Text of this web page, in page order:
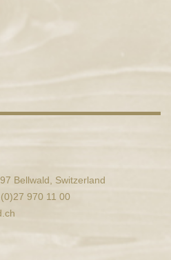
Bellwald, Switzerland
970 11 00